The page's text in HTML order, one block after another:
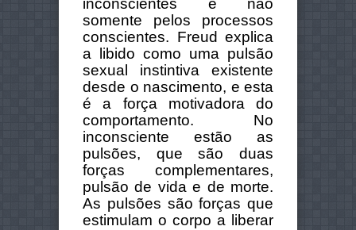
inconscientes e não
somente pelos processos
conscientes. Freud explica
a libido como uma pulsão
sexual instintiva existente
desde o nascimento, e esta
é a força motivadora do
comportamento. No
inconsciente estão as
pulsões, que são duas
forças complementares,
pulsão de vida e de morte.
As pulsões são forças que
estimulam o corpo a liberar